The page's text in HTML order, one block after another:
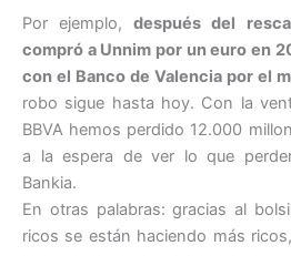
Por ejemplo,después del
compró a Unnim por un euro en
con el Banco de Valencia por el
robo sigue hasta hoy. Con la
BBVA hemos perdido 12.000
a la espera de ver lo que
Bankia.
En otras palabras: gracias al
ricos se están haciendo más